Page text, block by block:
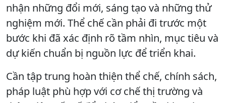
nhận những đổi mới, sáng tạo và những thử
nghiệm mới. Thể chế cần phải đi trước một
bước khi đã xác định rõ tầm nhìn, mục tiêu và
dự kiến chuẩn bị nguồn lực để triển khai.
Cần tập trung hoàn thiện thể chế, chính sách,
pháp luật phù hợp với cơ chế thị trường và